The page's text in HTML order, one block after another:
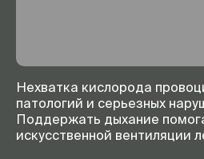
Нехватка кислорода
патологий и серьезных
Поддержать дыхание
искусственной вентиляции